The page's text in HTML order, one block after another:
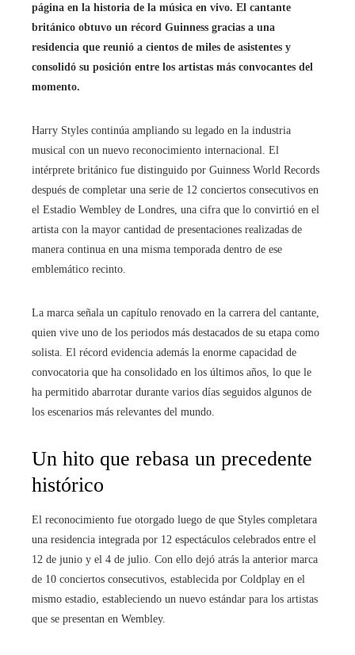
página en la historia de la música en vivo. El cantante
británico obtuvo un récord Guinness gracias a una
residencia que reunió a cientos de miles de asistentes y
consolidó su posición entre los artistas más convocantes del
momento.
Harry Styles continúa ampliando su legado en la industria
musical con un nuevo reconocimiento internacional. El
intérprete británico fue distinguido por Guinness World Records
después de completar una serie de 12 conciertos consecutivos en
el Estadio Wembley de Londres, una cifra que lo convirtió en el
artista con la mayor cantidad de presentaciones realizadas de
manera continua en una misma temporada dentro de ese
emblemático recinto.
La marca señala un capítulo renovado en la carrera del cantante,
quien vive uno de los periodos más destacados de su etapa como
solista. El récord evidencia además la enorme capacidad de
convocatoria que ha consolidado en los últimos años, lo que le
ha permitido abarrotar durante varios días seguidos algunos de
los escenarios más relevantes del mundo.
Un hito que rebasa un precedente
histórico
El reconocimiento fue otorgado luego de que Styles completara
una residencia integrada por 12 espectáculos celebrados entre el
12 de junio y el 4 de julio. Con ello dejó atrás la anterior marca
de 10 conciertos consecutivos, establecida por Coldplay en el
mismo estadio, estableciendo un nuevo estándar para los artistas
que se presentan en Wembley.